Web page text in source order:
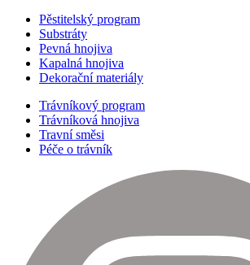
Pěstitelský program
Substráty
Pevná hnojiva
Kapalná hnojiva
Dekorační materiály
Trávníkový program
Trávníková hnojiva
Travní směsi
Péče o trávník